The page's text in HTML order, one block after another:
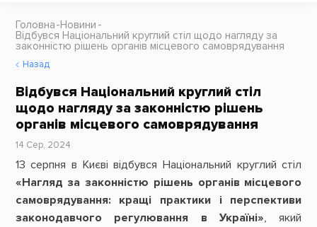
Головна Новини
Відбувся Національний круглий стіл щодо нагляду за
законністю рішень органів місцевого самоврядування
Назад
Відбувся Національний круглий стіл
щодо нагляду за законністю рішень
органів місцевого самоврядування
14 Сер, 2024
13 серпня в Києві відбувся Національний круглий стіл
«Нагляд за законністю рішень органів місцевого
самоврядування: кращі практики і перспективи
законодавчого регулювання в Україні», який